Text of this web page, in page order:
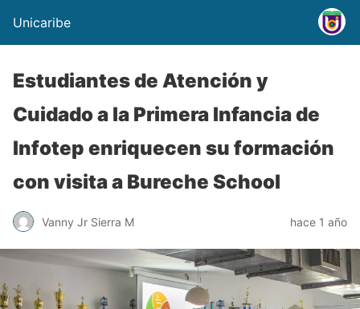
Unicaribe
Estudiantes de Atención y
Cuidado a la Primera Infancia de
Infotep enriquecen su formación
con visita a Bureche School
Vanny Jr Sierra M hace 1 año